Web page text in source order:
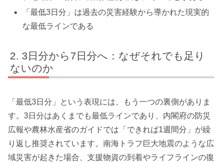
「最低3日分」は過去の災害経験から導かれた現実的
な最低ラインである
3日分から7日分へ：なぜそれでも足り
ないのか
「最低3日分」という表現には、もう一つの裏側がありま
す。3日分はあくまでも最低ラインであり、内閣府の防災
広報や農林水産省のガイドでは「できれば1週間分」が繰
り返し推奨されています。南海トラフ巨大地震のような広
域災害が起きた場合、支援物資の到着やライフラインの復